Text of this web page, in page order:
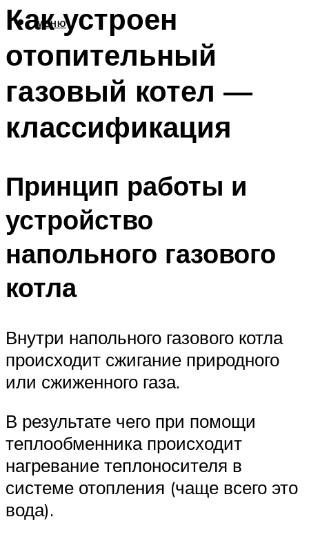
МЕНЮ
Как устроен
отопительный
газовый котел —
классификация
Принцип работы и
устройство
напольного газового
котла
Внутри напольного газового котла
происходит сжигание природного
или сжиженного газа.
В результате чего при помощи
теплообменника происходит
нагревание теплоносителя в
системе отопления (чаще всего это
вода).